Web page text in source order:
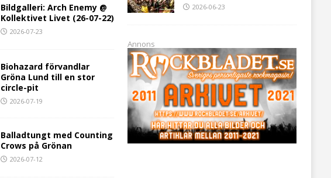
Bildgalleri: Arch Enemy @
Kollektivet Livet (26-07-22)
2026-07-23
Biohazard förvandlar
Gröna Lund till en stor
circle-pit
2026-07-19
Balladtungt med Counting
Crows på Grönan
2026-07-12
2026-06-23
Annons